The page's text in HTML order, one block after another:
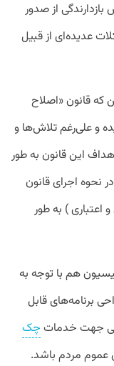
از صدور
عدیده‌ای از قبیل
که قانون «اصلاح
به تصویب رسیده و علی‌رغم تلاش‌ها و
این قانون به طور
اجرای قانون
) به طور
هم با توجه به
برنامه‌های قابل
جهت خدمات چک
عموم مردم باشد.